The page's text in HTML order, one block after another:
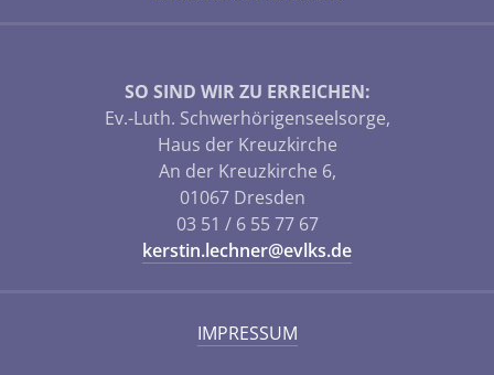
SO SIND WIR ZU ERREICHEN:
Ev.-Luth. Schwerhörigenseelsorge,
Haus der Kreuzkirche
An der Kreuzkirche 6,
01067 Dresden
03 51 / 6 55 77 67
kerstin.lechner@evlks.de
IMPRESSUM